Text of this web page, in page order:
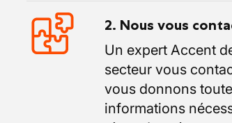
2. Nous vous
Un expert Accent
secteur vous
vous donnons
informations